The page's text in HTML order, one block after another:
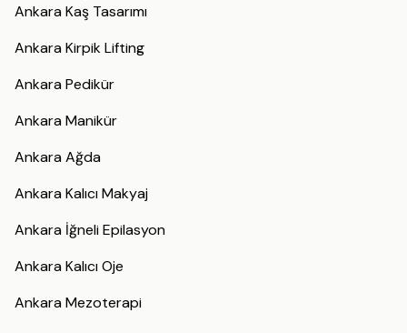
Ankara Kaş Tasarımı
Ankara Kirpik Lifting
Ankara Pedikür
Ankara Manikür
Ankara Ağda
Ankara Kalıcı Makyaj
Ankara İğneli Epilasyon
Ankara Kalıcı Oje
Ankara Mezoterapi